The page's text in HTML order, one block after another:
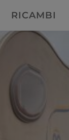
RICAMBI